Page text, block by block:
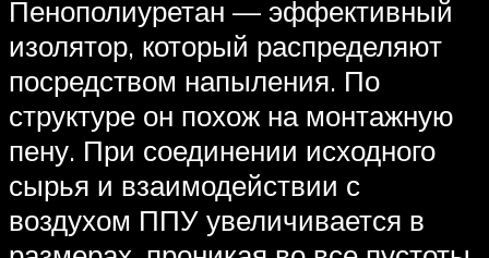
Пенополиуретан — эффективный
изолятор, который распределяют
посредством напыления. По
структуре он похож на монтажную
пену. При соединении исходного
сырья и взаимодействии с
воздухом ППУ увеличивается в